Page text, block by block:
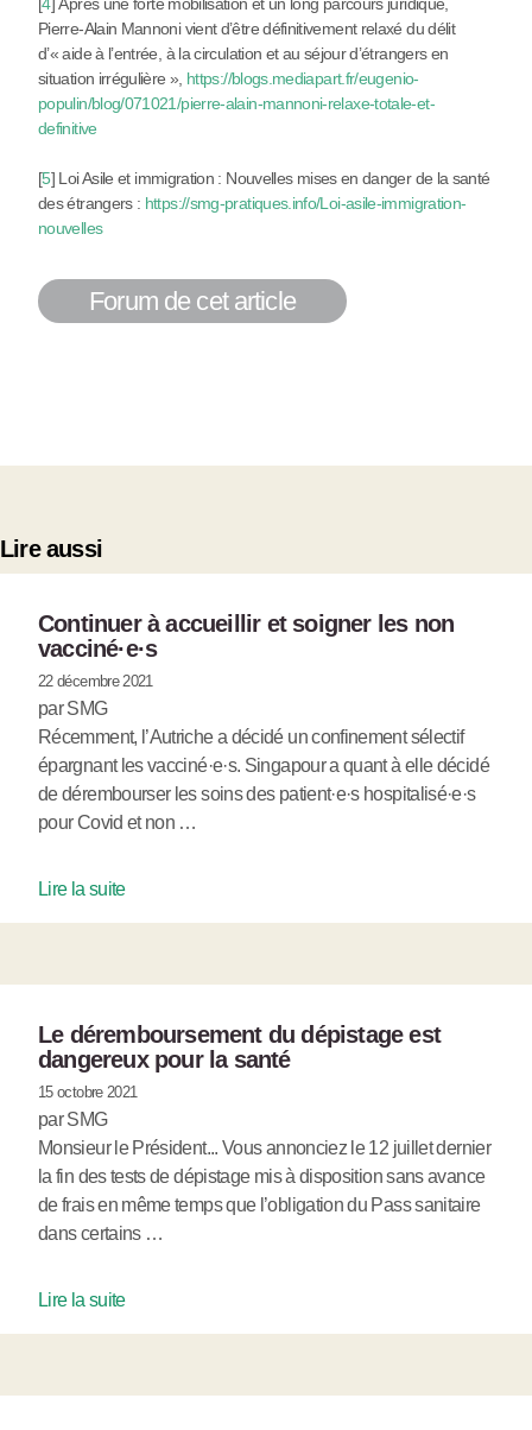
Pierre-Alain Mannoni vient d’être définitivement relaxé du délit
d’« aide à l’entrée, à la circulation et au séjour d’étrangers en
situation irrégulière », https://blogs.mediapart.fr/eugenio-
populin/blog/071021/pierre-alain-mannoni-relaxe-totale-et-
definitive
[5] Loi Asile et immigration : Nouvelles mises en danger de la santé
des étrangers : https://smg-pratiques.info/Loi-asile-immigration-
nouvelles
Forum de cet article
Lire aussi
Continuer à accueillir et soigner les non
vacciné·e·s
22 décembre 2021
par SMG
Récemment, l’Autriche a décidé un confinement sélectif
épargnant les vacciné·e·s. Singapour a quant à elle décidé
de dérembourser les soins des patient·e·s hospitalisé·e·s
pour Covid et non …
Lire la suite
Le déremboursement du dépistage est
dangereux pour la santé
15 octobre 2021
par SMG
Monsieur le Président... Vous annonciez le 12 juillet dernier
la fin des tests de dépistage mis à disposition sans avance
de frais en même temps que l’obligation du Pass sanitaire
dans certains …
Lire la suite